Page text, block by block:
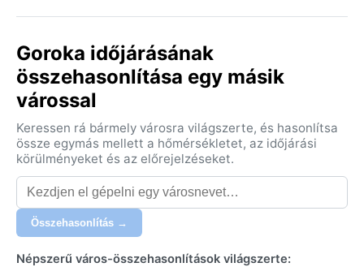
más ritmust diktál.
Az éghajlat a Köppen-féle besorolás szerint Af, azaz
trópusi esőerdő, ám a 1600 méteres tengerszint
hőmérséklet egész évben 24–28 °C körül mozog, az
éjszakák viszont hűvösek, 16–18 °C-ra is lehűlhetnek.
A csapadék bőséges: évente átlagosan 2000–2500
mm eső hullik, legtöbb december és március között,
de igazi száraz évszak nincs. A magas páratartalom
állandó, a reggelek gyakran ködösek. Pakolásnál
könnyű, légáteresztő ruházat, esőkabát és egy
Goroka időjárásának
összehasonlítása egy másik
várossal
Keressen rá bármely városra világszerte, és hasonlítsa
össze egymás mellett a hőmérsékletet, az időjárási
körülményeket és az előrejelzéseket.
Összehasonlítás →
Népszerű város-összehasonlítások világszerte: